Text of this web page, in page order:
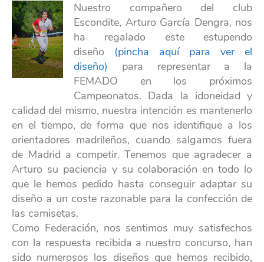
Nuestro compañero del club
Escondite, Arturo García Dengra, nos
ha regalado este estupendo
diseño (pincha aquí para ver el
diseño) para representar a la
FEMADO en los próximos
Campeonatos. Dada la idoneidad y
calidad del mismo, nuestra intención es mantenerlo
en el tiempo, de forma que nos identifique a los
orientadores madrileños, cuando salgamos fuera
de Madrid a competir. Tenemos que agradecer a
Arturo su paciencia y su colaboración en todo lo
que le hemos pedido hasta conseguir adaptar su
diseño a un coste razonable para la confección de
las camisetas.
Como Federación, nos sentimos muy satisfechos
con la respuesta recibida a nuestro concurso, han
sido numerosos los diseños que hemos recibido,